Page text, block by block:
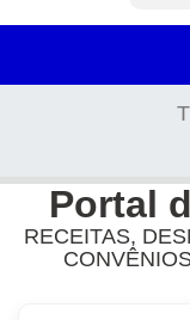
Portal
RECEITAS,